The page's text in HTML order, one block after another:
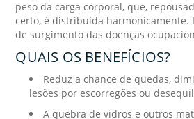
peso da carga corporal, que,
certo, é distribuída harmonicamente.
de surgimento das doenças
QUAIS OS BENEFÍCIOS?
Reduz a chance de quedas,
lesões por escorregões ou
A quebra de vidros e outros